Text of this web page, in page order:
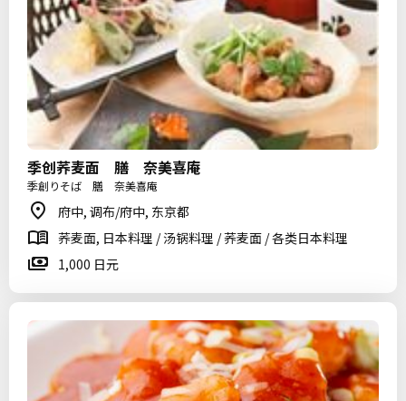
季创荞麦面 膳 奈美喜庵
季創りそば 膳 奈美喜庵
府中, 调布/府中, 东京都
荞麦面, 日本料理 / 汤锅料理 / 荞麦面 / 各类日本料理
1,000 日元